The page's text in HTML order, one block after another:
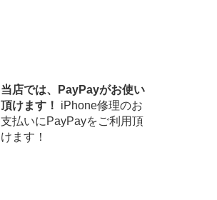
当店では、PayPayがお使い
頂けます！ iPhone修理のお
支払いにPayPayをご利用頂
けます！